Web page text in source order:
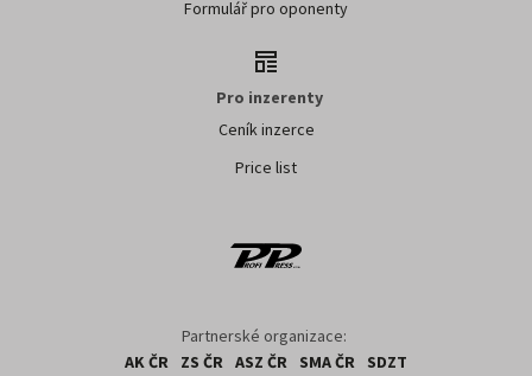
Formulář pro oponenty
Pro inzerenty
Ceník inzerce
Price list
Partnerské organizace:
AK ČR
ZS ČR ASZ ČR SMA ČR SDZT